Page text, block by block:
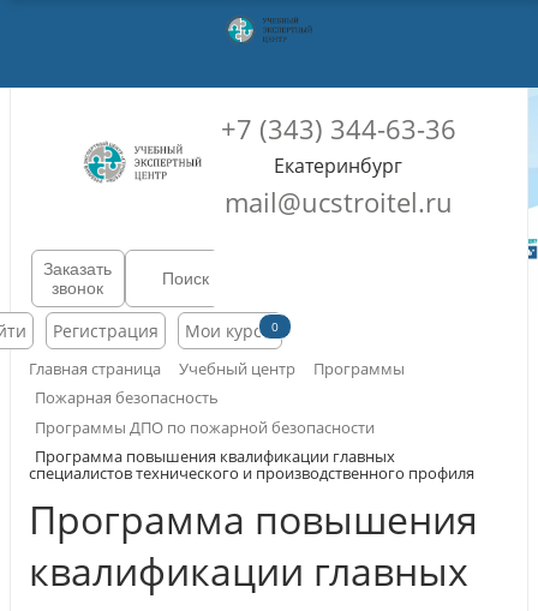
+7 (343) 344-63-36
Екатеринбург
mail@ucstroitel.ru
Заказать
звонок
Регистрация Мои курсы0
Главная страница Учебный центр
Программы
Пожарная безопасность
Программы ДПО по пожарной безопасности
Программа повышения квалификации главных
специалистов технического и производственного профиля
Программа повышения
квалификации главных